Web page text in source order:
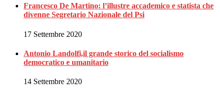
Francesco De Martino: l’illustre accademico e statista che
divenne Segretario Nazionale del Psi
17 Settembre 2020
Antonio Landolfi,il grande storico del socialismo
democratico e umanitario
14 Settembre 2020